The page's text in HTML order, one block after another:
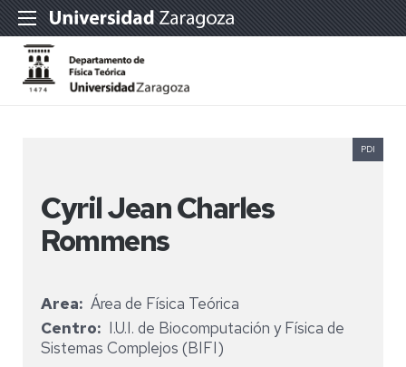
Cyril Jean Charles
Rommens
PDI
Area
Área de Física Teórica
Centro
I.U.I. de Biocomputación y Física de
Sistemas Complejos (BIFI)